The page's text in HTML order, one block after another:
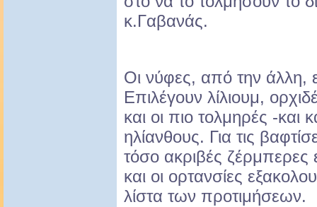
κ.Γαβανάς.
Οι νύφες, από την άλλη,
Επιλέγουν λίλιουμ,
και οι πιο τολμηρές -και
ηλίανθους. Για τις
τόσο ακριβές ζέρμπερες
και οι ορτανσίες
λίστα των προτιμήσεων.